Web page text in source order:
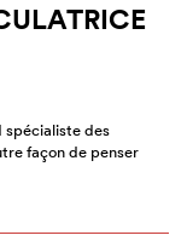
spécialiste des
façon de penser